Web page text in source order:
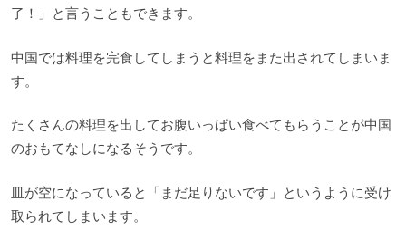
了！」と言うこともできます。
中国では料理を完食してしまうと料理をまた出されてしまいま
す。
たくさんの料理を出してお腹いっぱい食べてもらうことが中国
のおもてなしになるそうです。
皿が空になっていると「まだ足りないです」というように受け
取られてしまいます。